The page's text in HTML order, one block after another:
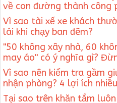
về con đường thành công
Vì sao tài xế xe khách
lái khi chạy ban đêm?
"50 không xây nhà, 60
may áo" có ý nghĩa gì?
Vì sao nên kiểm tra gầm
nhận phòng? 4 lợi ích
Tại sao trên khăn tắm